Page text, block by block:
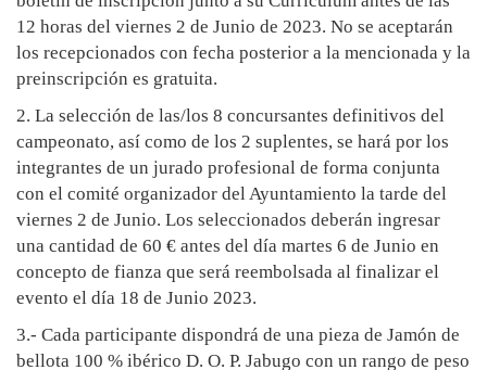
12 horas del viernes 2 de Junio de 2023. No se aceptarán
los recepcionados con fecha posterior a la mencionada y la
preinscripción es gratuita.
2. La selección de las/los 8 concursantes definitivos del
campeonato, así como de los 2 suplentes, se hará por los
integrantes de un jurado profesional de forma conjunta
con el comité organizador del Ayuntamiento la tarde del
viernes 2 de Junio. Los seleccionados deberán ingresar
una cantidad de 60 € antes del día martes 6 de Junio en
concepto de fianza que será reembolsada al finalizar el
evento el día 18 de Junio 2023.
3.- Cada participante dispondrá de una pieza de Jamón de
bellota 100 % ibérico D. O. P. Jabugo con un rango de peso